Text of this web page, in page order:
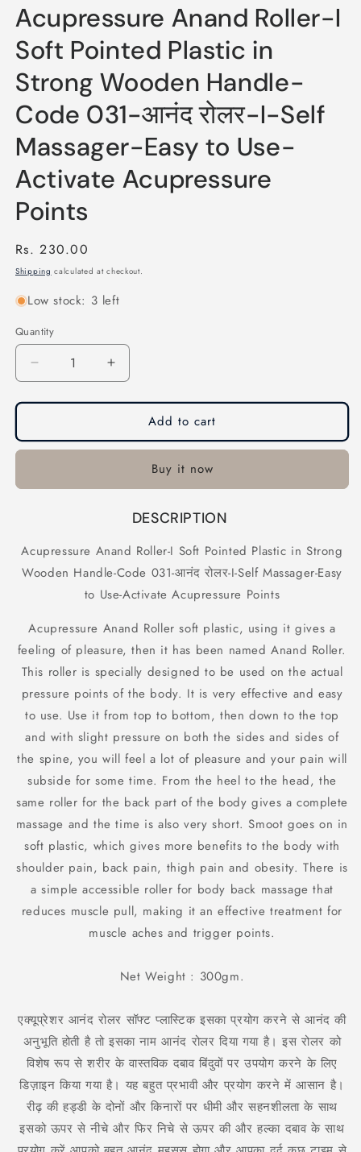
Acupressure Anand Roller-I
Soft Pointed Plastic in
Strong Wooden Handle-
Code 031-आनंद रोलर-I-Self
Massager-Easy to Use-
Activate Acupressure
Points
Regular
price
Rs. 230.00
Shipping calculated at checkout.
Low stock: 3 left
Quantity
Quantity
Decrease
quantity
for
Anand
Roller-
Soft
Strong
Wooden
031-
आनंद
रोलर-
I-
Self
Massager-
Easy
to
Use-
Activate
Points
Increase
quantity
for
Acupressure
Anand
Roller-
Soft
Plastic
Strong
Wooden
Handle-
031-
रोलर-
I-
Self
Massager-
Easy
to
Use-
Activate
Points
Add to cart
Buy it now
DESCRIPTION
Acupressure Anand Roller-I Soft Pointed Plastic in Strong
Wooden Handle-Code 031-आनंद रोलर-I-Self Massager-Easy
to Use-Activate Acupressure Points
Acupressure Anand Roller soft plastic, using it gives a
feeling of pleasure, then it has been named Anand Roller.
This roller is specially designed to be used on the actual
pressure points of the body. It is very effective and easy
to use. Use it from top to bottom, then down to the top
and with slight pressure on both the sides and sides of
the spine, you will feel a lot of pleasure and your pain will
subside for some time. From the heel to the head, the
same roller for the back part of the body gives a complete
massage and the time is also very short. Smoot goes on in
soft plastic, which gives more benefits to the body with
shoulder pain, back pain, thigh pain and obesity. There is
a simple accessible roller for body back massage that
reduces muscle pull, making it an effective treatment for
muscle aches and trigger points.
Net Weight : 300gm.
एक्यूप्रेशर आनंद रोलर सॉफ्ट प्लास्टिक इसका प्रयोग करने से आनंद की
अनुभूति होती है तो इसका नाम आनंद रोलर दिया गया है। इस रोलर को
विशेष रूप से शरीर के वास्तविक दबाव बिंदुवों पर उपयोग करने के लिए
डिज़ाइन किया गया है। यह बहुत प्रभावी और प्रयोग करने में आसान है।
रीढ़ की हड्डी के दोनों और किनारों पर धीमी और सहनशीलता के साथ
इसको ऊपर से नीचे और फिर निचे से ऊपर की और हल्का दबाव के साथ